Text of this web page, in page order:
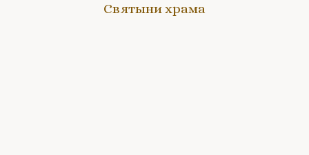
Святыни храма